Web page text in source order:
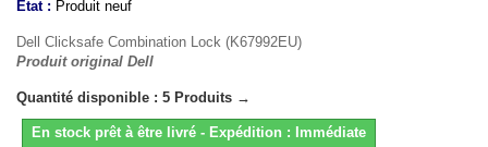
État : Produit neuf
Dell Clicksafe Combination Lock (K67992EU)
Produit original Dell
Quantité disponible : 5 Produits →
En stock prêt à être livré - Expédition : Immédiate